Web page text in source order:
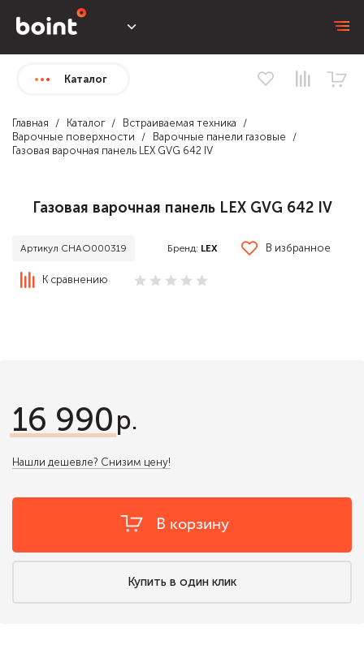
Каталог
Главная Каталог
Встраиваемая техника
Варочные поверхности
Варочные панели газовые
Газовая варочная панель LEX GVG 642 IV
Газовая варочная панель LEX GVG 642 IV
Артикул CHAO000319 Бренд: LEX В избранное
К сравнению
16 990
Нашли дешевле? Снизим цену!
В корзину
Купить в один клик